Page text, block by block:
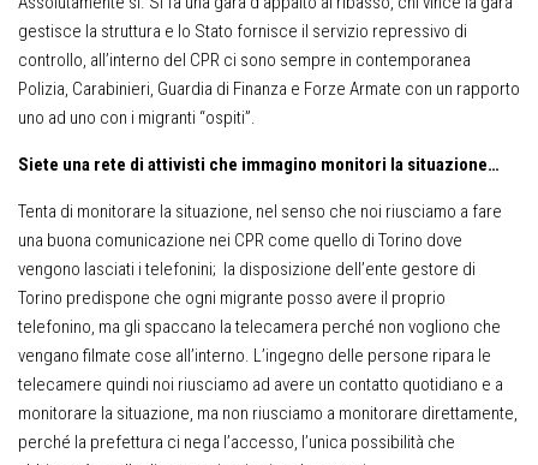
gestisce la struttura e lo Stato fornisce il servizio repressivo di
controllo, all’interno del CPR ci sono sempre in contemporanea
Polizia, Carabinieri, Guardia di Finanza e Forze Armate con un rapporto
uno ad uno con i migranti “ospiti”.
Siete una rete di attivisti che immagino monitori la situazione…
Tenta di monitorare la situazione, nel senso che noi riusciamo a fare
una buona comunicazione nei CPR come quello di Torino dove
vengono lasciati i telefonini; la disposizione dell’ente gestore di
Torino predispone che ogni migrante posso avere il proprio
telefonino, ma gli spaccano la telecamera perché non vogliono che
vengano filmate cose all’interno. L’ingegno delle persone ripara le
telecamere quindi noi riusciamo ad avere un contatto quotidiano e a
monitorare la situazione, ma non riusciamo a monitorare direttamente,
perché la prefettura ci nega l’accesso, l’unica possibilità che